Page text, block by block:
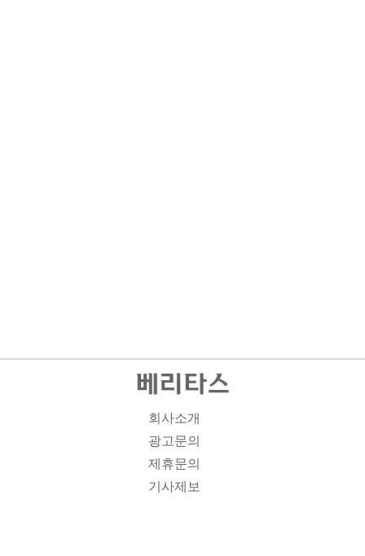
회사소개
광고문의
제휴문의
기사제보